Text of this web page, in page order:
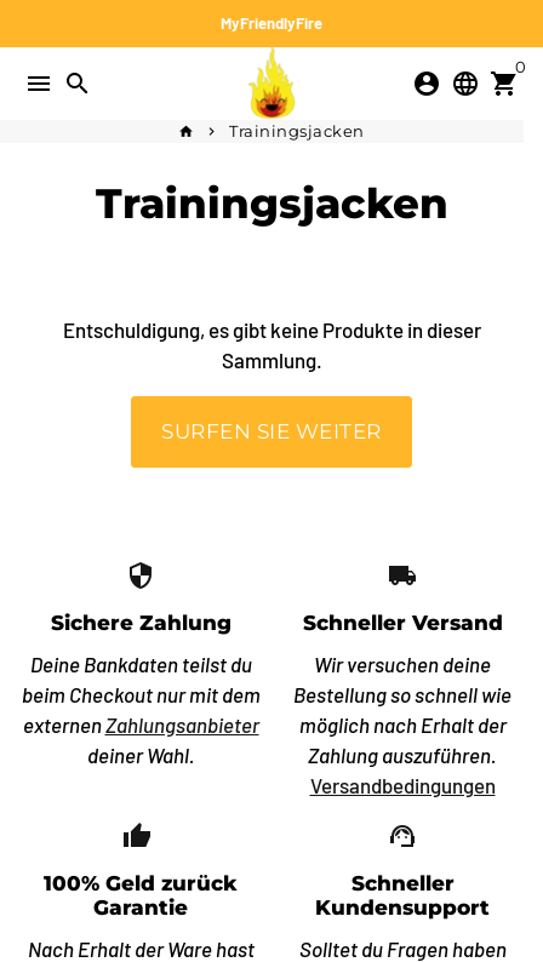
zum
Inhalt
MyFriendlyFire
menu search account_circle language shopping_cart
0
home keyboard_arrow_right Trainingsjacken
Trainingsjacken
Entschuldigung, es gibt keine Produkte in dieser
Sammlung.
SURFEN SIE WEITER
security
Sichere Zahlung
Deine Bankdaten teilst du
beim Checkout nur mit dem
externenZahlungsanbieter
deiner Wahl.
local_shipping
Schneller Versand
Wir versuchen deine
Bestellung so schnell wie
möglich nach Erhalt der
Zahlung auszuführen.
Versandbedingungen
thumb_up_off_alt
100% Geld zurück
Garantie
Nach Erhalt der Ware hast
support_agent
Schneller
Kundensupport
Solltet du Fragen haben